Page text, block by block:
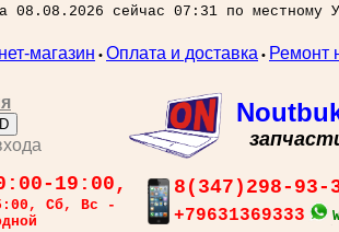
08.08.2026 сейчас 07:31 по местному
магазин • Оплата и доставка • Ремонт
19:00,
Сб, Вс -
8(347)298-93-
+79631369333